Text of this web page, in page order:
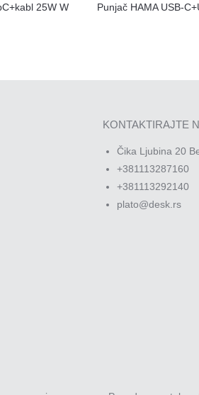
25W W Punjač HAMA USB-
KONTAKTIRAJTE
Čika Ljubina 20
+381113287160
+381113292140
plato@desk.rs